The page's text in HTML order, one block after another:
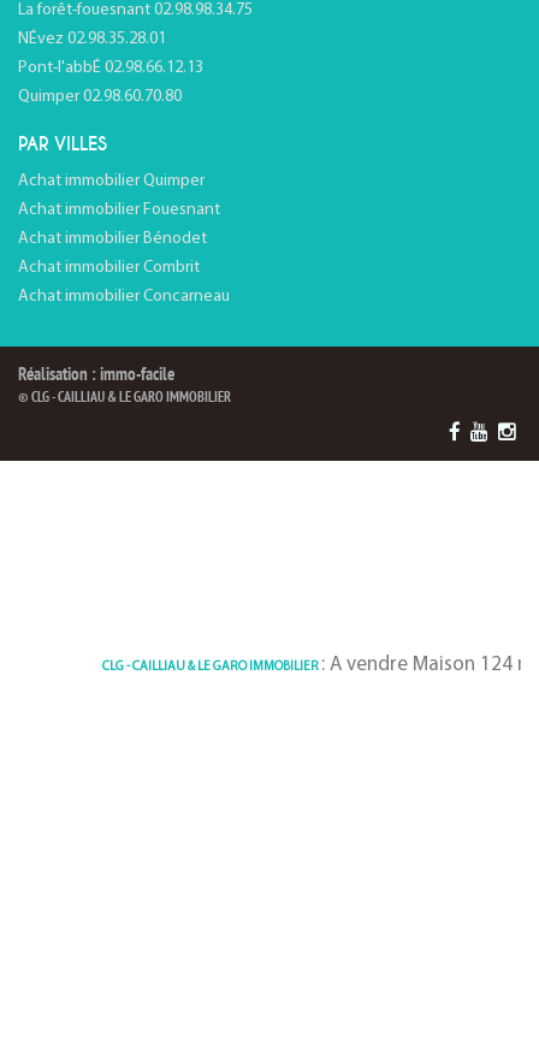
La forêt-fouesnant 02.98.98.34.75
NÉvez 02.98.35.28.01
Pont-l'abbÉ 02.98.66.12.13
Quimper 02.98.60.70.80
PAR VILLES
Achat immobilier Quimper
Achat immobilier Fouesnant
Achat immobilier Bénodet
Achat immobilier Combrit
Achat immobilier Concarneau
Réalisation : immo-facile
© CLG - CAILLIAU & LE GARO IMMOBILIER
CLG - CAILLIAU & LE GARO IMMOBILIER : A vendre Maison 124 m²